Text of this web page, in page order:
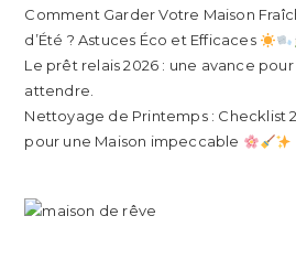
Comment Garder Votre Maison
d’Été ? Astuces Éco et Efficaces
Le prêt relais 2026 : une avance
attendre.
Nettoyage de Printemps : Checklist
pour une Maison impeccable